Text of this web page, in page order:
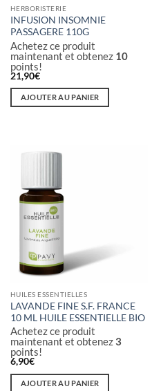
HERBORISTERIE
INFUSION INSOMNIE
PASSAGERE 110G
Achetez ce produit
maintenant et obtenez 10
points!
21,90€
AJOUTER AU PANIER
HUILES ESSENTIELLES
LAVANDE FINE S.F. FRANCE
10 ML HUILE ESSENTIELLE BIO
Achetez ce produit
maintenant et obtenez3
points!
6,90€
AJOUTER AU PANIER